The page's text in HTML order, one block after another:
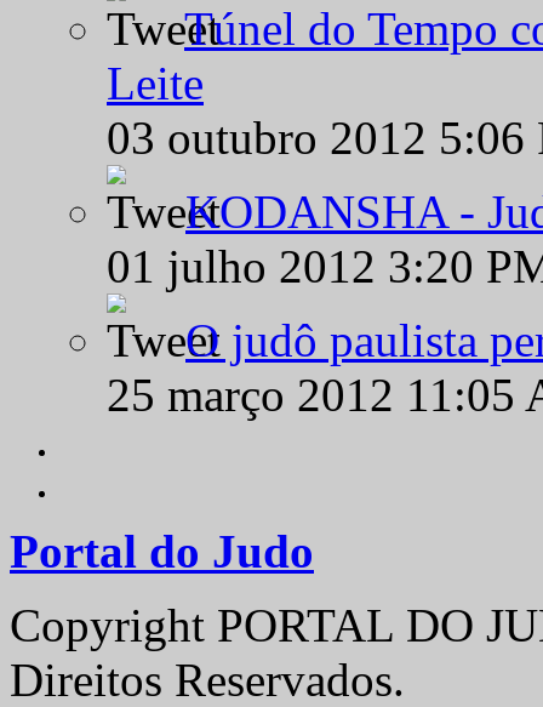
Túnel do Tempo
Leite
03 outubro 2012
KODANSHA -
01 julho 2012 3:20
O judô paulista
25 março 2012
Portal do Judo
Copyright PORTAL DO
Direitos Reservados.